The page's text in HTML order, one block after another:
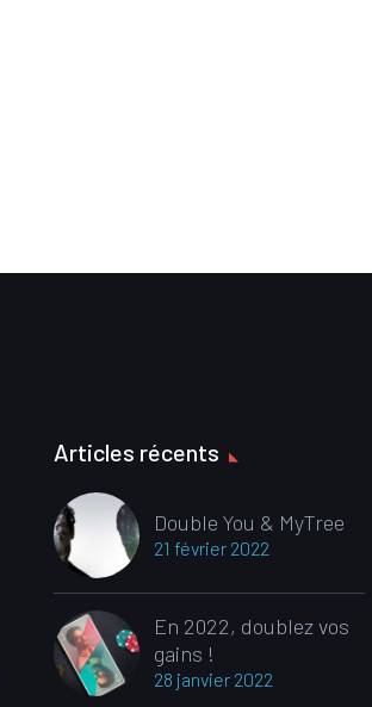
Articles récents
Double You & MyTree
21 février 2022
En 2022, doublez vos
gains !
28 janvier 2022